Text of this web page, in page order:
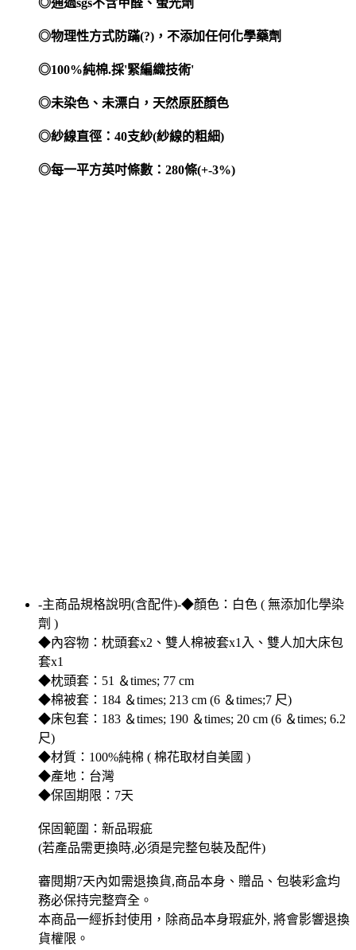
◎物理性方式防蹣(?) ，不添加任何化學藥劑
◎100%純棉.採'緊編織技術'
◎未染色、未漂白，天然原胚顏色
◎紗線直徑： 40支紗(紗線的粗細)
◎每一平方英吋條數： 280條(+-3%)
-主商品規格說明(含配件)-◆顏色：白色 ( 無添加化學染
劑 )
◆內容物：枕頭套x2、雙人棉被套x1入、雙人加大床包
套x1
◆枕頭套：51 ＆times; 77 cm
◆棉被套：184 ＆times; 213 cm (6 ＆times;7 尺)
◆床包套：183 ＆times; 190 ＆times; 20 cm (6 ＆times; 6.2
尺)
◆材質：100%純棉 ( 棉花取材自美國 )
◆產地：台灣
◆保固期限：7天
保固範圍：新品瑕疵
(若產品需更換時,必須是完整包裝及配件)
審閱期7天內如需退換貨,商品本身、贈品、包裝彩盒均
務必保持完整齊全。
本商品一經拆封使用，除商品本身瑕疵外, 將會影響退換
貨權限。